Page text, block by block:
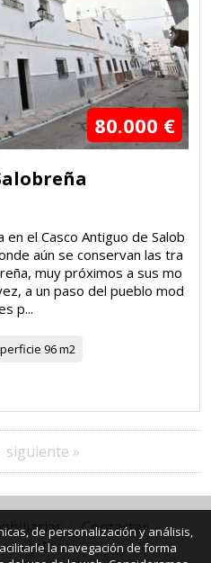
80.000 €
el Casco Antiguo de Salob
aún se conservan las tra
muy próximos a sus mo
a un paso del pueblo mod
p...
96 m2
siguiente »
Contactar
legal
de personalización y análisis,
la navegación de forma